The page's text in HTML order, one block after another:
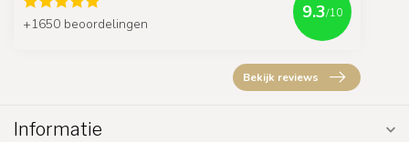
+1650 beoordelingen
9.3/10
Bekijk reviews
Informatie